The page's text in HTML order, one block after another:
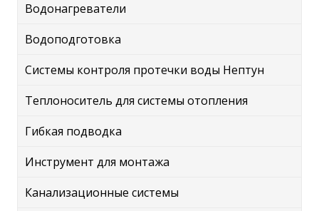
Водонагреватели
Водоподготовка
Системы контроля протечки воды Нептун
Теплоноситель для системы отопления
Гибкая подводка
Инструмент для монтажа
Канализационные системы